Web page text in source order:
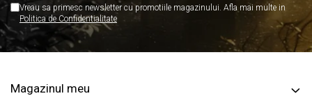
Vreau sa primesc newsletter cu promotiile magazinului. Afla mai multe in
Politica de Confidentialitate
Magazinul meu